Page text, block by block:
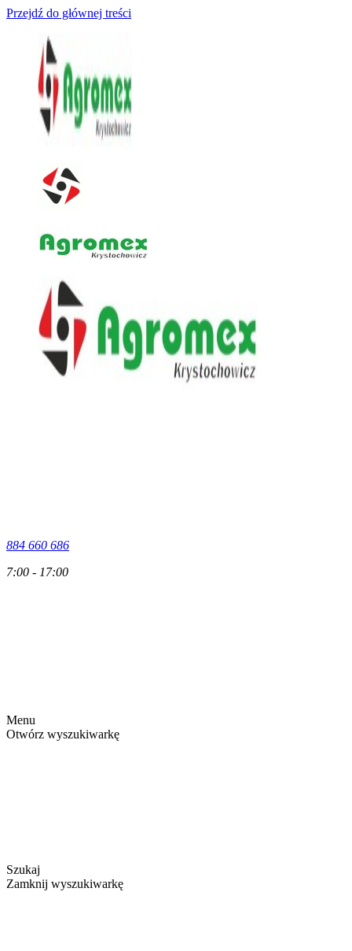
Przejdź do głównej treści
884 660 686
7:00 - 17:00
Menu
Otwórz wyszukiwarkę
Szukaj
Zamknij wyszukiwarkę